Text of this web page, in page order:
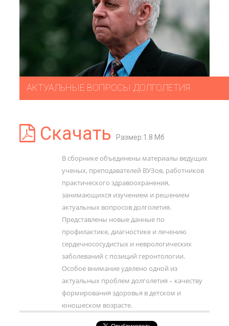
АКТУАЛЬНЫЕ ВОПРОСЫ ДОЛГОЛЕТИЯ
Скачать Размер:1.8 Мб
В сборнике объединены материалы ведущих
ученых, преподавателей ВУЗов, работников
практического здравоохранения,
занимающихся изучением и решением
актуальных вопросов долголетия.
Представлены новые данные по
профилактике, диагностике и лечению
сердечнососудистых и неврологических
заболеваний с позиций геронтологии.
Особое внимание уделено одной из
актуальных проблем долголетия – качеству
формирования здоровья в детском и
юношеском возрасте.